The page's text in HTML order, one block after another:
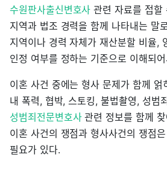
수원판사출신변호사 관련 자료를 접할
지역과 법조 경력을 함께 나타내는 말
지역이나 경력 자체가 재산분할 비율,
인정 여부를 정하는 기준으로 이해되
이혼 사건 중에는 형사 문제가 함께 얽
내 폭력, 협박, 스토킹, 불법촬영, 성범
성범죄전문변호사관련 정보를 함께
이혼 사건의 쟁점과 형사사건의 쟁점
필요가 있다.